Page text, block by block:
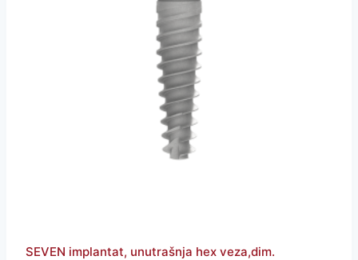
SEVEN implantat, unutrašnja hex veza,dim.